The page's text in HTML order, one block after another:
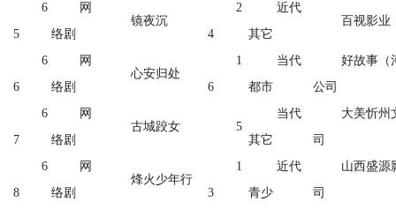
6
5
网
络剧
镜夜沉
2
4
近代
其它
百视影业
6
6
网
络剧
心安归处
1
6
当代
都市
好故事（
公司
6
7
网
络剧
古城跤女 5
当代
其它
大美忻州
司
6
8
网
络剧
烽火少年行
1
3
近代
青少
山西盛源
司